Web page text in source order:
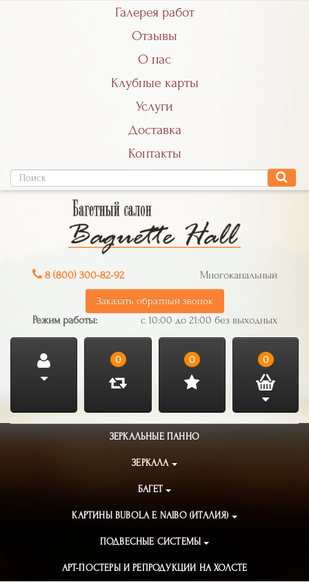
Галерея работ
Отзывы
О нас
Клубные карты
Услуги
Доставка
Контакты
8 (800) 300-82-92 Многоканальный
Заказать обратный звонок
Режим работы: с 10:00 до 21:00 без выходных
0 0 0
ЗЕРКАЛЬНЫЕ ПАННО
ЗЕРКАЛА
БАГЕТ
КАРТИНЫ BUBOLA E NAIBO (ИТАЛИЯ)
ПОДВЕСНЫЕ СИСТЕМЫ
АРТ-ПОСТЕРЫ И РЕПРОДУКЦИИ НА ХОЛСТЕ